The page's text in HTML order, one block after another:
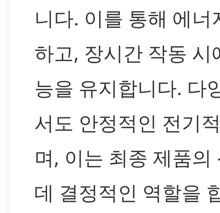
니다. 이를 통해 에
하고, 장시간 작동
능을 유지합니다. 다
서도 안정적인 전기
며, 이는 최종 제품
데 결정적인 역할을